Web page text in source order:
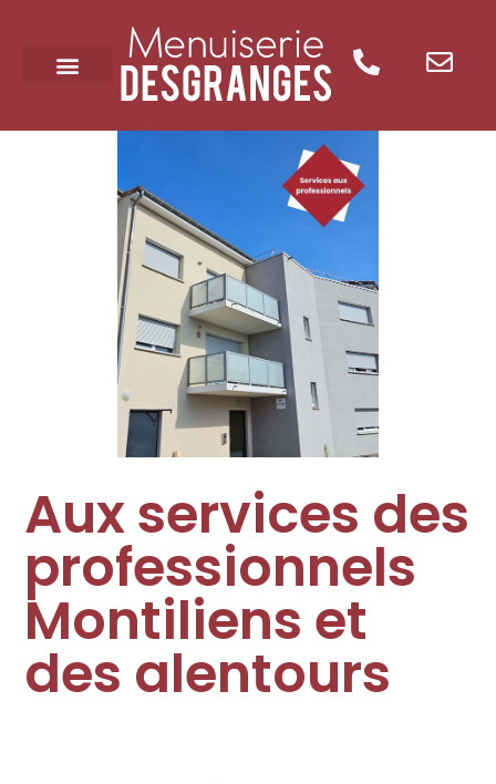
Aux services des
professionnels
Montiliens et
des alentours